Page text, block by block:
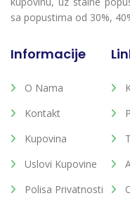
sa popustima od 30%,
Informacije
O Nama
Kontakt
Kupovina
Uslovi Kupovine
Polisa Privatnosti